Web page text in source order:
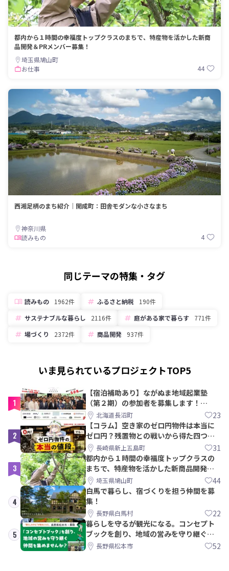
都内から１時間の幸福度トップクラスのまちで、特産物を活かした新商
品開発＆PRメンバー募集！
埼玉県鳩山町
お仕事
44
西湘足柄のまち紹介｜開成町：田舎モダンな小さなまち
神奈川県
読みもの
4
同じテーマの特集・タグ
読みもの 1962件 ふるさと納税
190件
サステナブルな暮らし
2116件 庭がある家で暮らす
771件
場づくり
2372件 商品開発 937件
いま見られているプロジェクトTOP5
1
【宿泊補助あり】ながぬま地域起業塾
（第２期）の参加者を募集します！
【8/21〆】
北海道長沼町 23
2
【コラム】空き家のゼロ円物件は本当に
ゼロ円？残置物との戦いから得た四つの
教訓｜新上五島町
長崎県新上五島町 31
3
都内から１時間の幸福度トップクラスの
まちで、特産物を活かした新商品開発＆
PRメンバー募集！
埼玉県鳩山町 44
4
白馬で暮らし、宿づくりを担う仲間を募
集！
長野県白馬村 22
5
暮らしを守るが観光になる。コンセプト
ブックを創り、地域の営みを守り継ぐ仲
間を集めませんか？
長野県松本市 52